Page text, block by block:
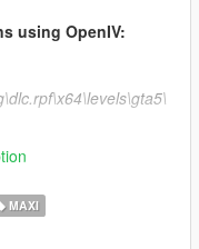
using OpenIV:
MAXI